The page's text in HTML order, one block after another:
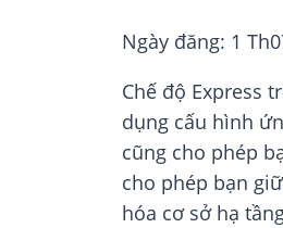
Ngày đăng: 1
Chế độ Express
dụng cấu hình
cũng cho phép
cho phép bạn
hóa cơ sở hạ